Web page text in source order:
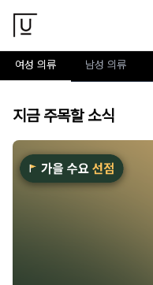
여성 의류 남성 의류
지금 주목할 소식